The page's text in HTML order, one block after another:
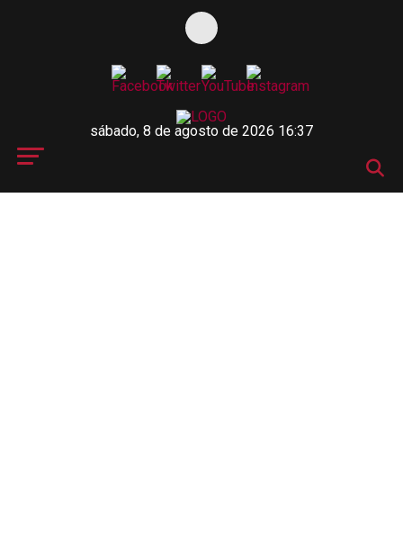
sábado, 8 de agosto de 2026 16:37